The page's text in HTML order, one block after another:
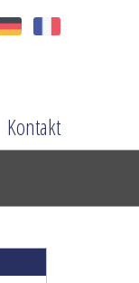
Kontakt